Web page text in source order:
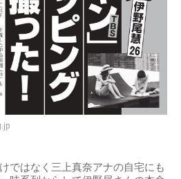
ではなく三上真奈アナの自宅にも